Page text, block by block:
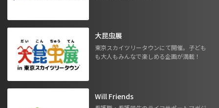
大昆虫展
東京スカイツリータウンにて開催。子ども
も大人もみんなで楽しめる企画が満載！
Will Friends